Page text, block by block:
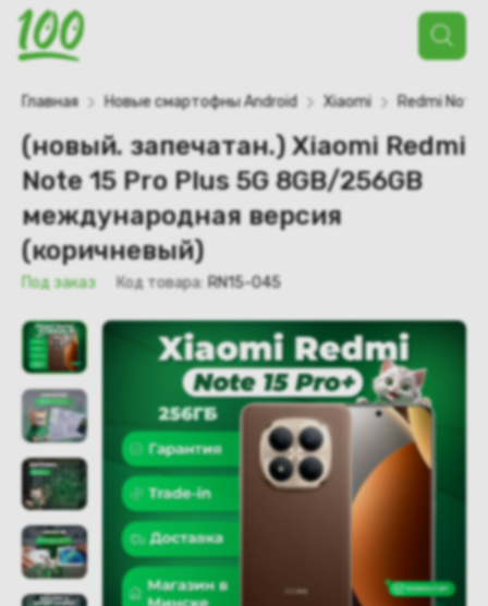
Поиск
товаров
Главная Новые смартофны Android Xiaomi Redmi Note
(новый. запечатан.) Xiaomi Redmi
Note 15 Pro Plus 5G 8GB/256GB
международная версия
(коричневый)
Под заказ Код товара: RN15-045